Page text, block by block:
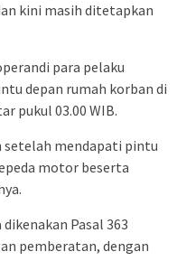
kini masih ditetapkan
para pelaku
depan rumah korban di
pukul 03.00 WIB.
setelah mendapati pintu
motor beserta
Pasal 363
pemberatan, dengan